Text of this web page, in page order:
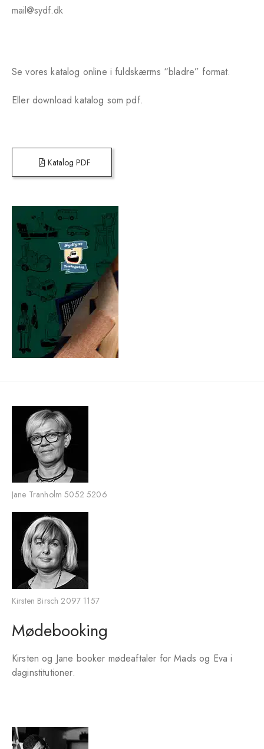
mail@sydf.dk
Se vores katalog online i fuldskærms “bladre” format.
Eller download katalog som pdf.
Katalog PDF
Jane Tranholm 5052 5206
Kirsten Birsch 2097 1157
Mødebooking
Kirsten og Jane booker mødeaftaler for Mads og Eva i
daginstitutioner.